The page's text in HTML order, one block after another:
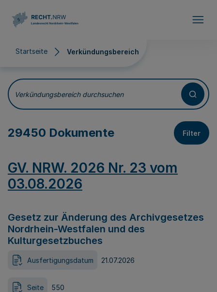
Startseite Verkündungsbereich
Verkündungsbereich
Verkündungsbereich durchsuchen
29450 Dokumente Filter
GV. NRW. 2026 Nr. 23 vom
03.08.2026
Gesetz zur Änderung des Archivgesetzes
Nordrhein-Westfalen und des
Kulturgesetzbuches
Ausfertigungsdatum 21.07.2026
Seite 550